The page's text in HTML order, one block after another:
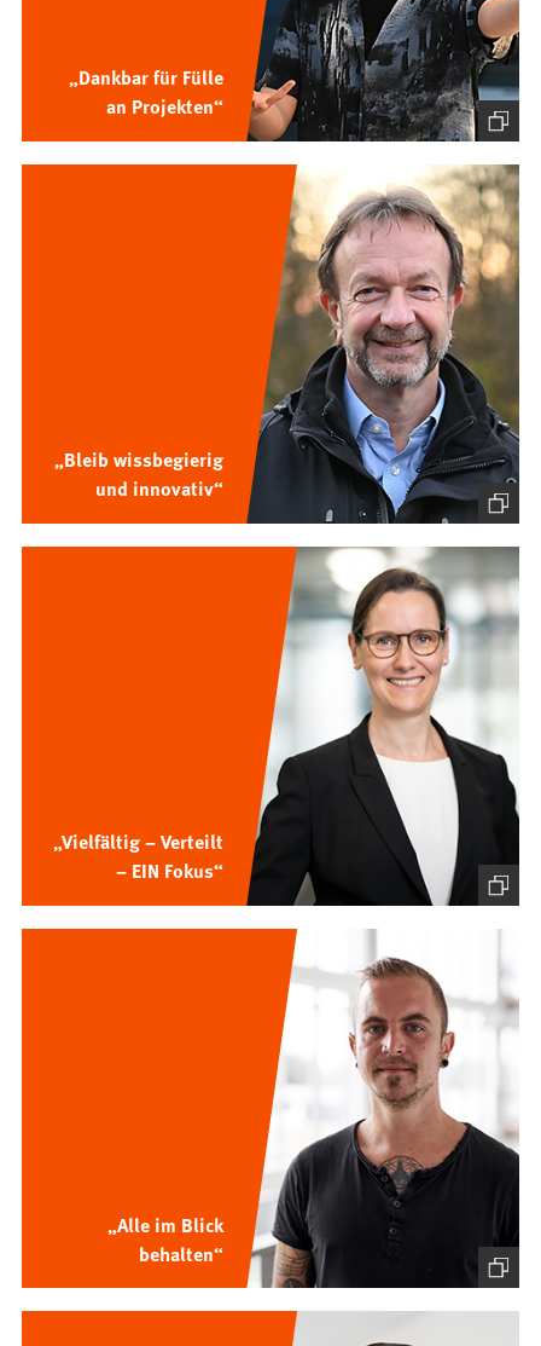
„Dankbar für Fülle
an Projekten“
„Bleib wissbegierig
und innovativ“
„Vielfältig – Verteilt
– EIN Fokus“
„Alle im Blick
behalten“